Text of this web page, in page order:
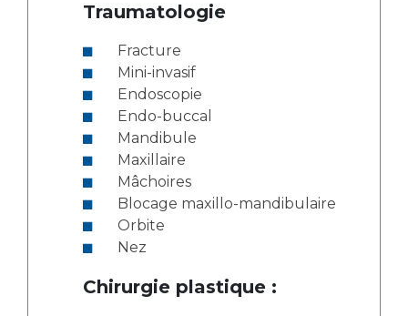
Traumatologie
Fracture
Mini-invasif
Endoscopie
Endo-buccal
Mandibule
Maxillaire
Mâchoires
Blocage maxillo-mandibulaire
Orbite
Nez
Chirurgie plastique :